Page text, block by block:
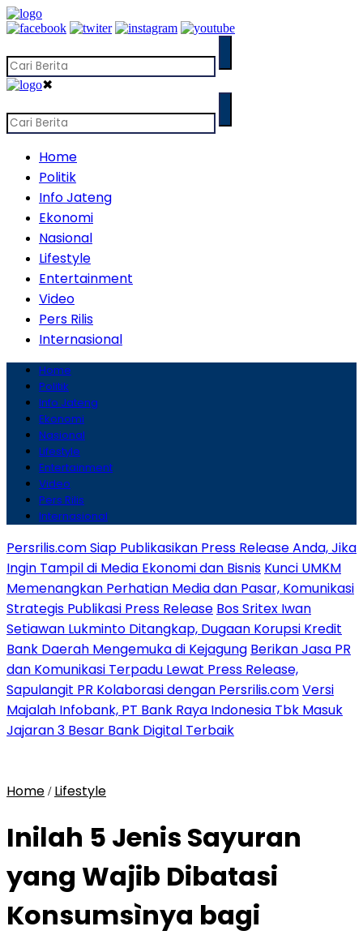
✖
Home
Politik
Info Jateng
Ekonomi
Nasional
Lifestyle
Entertainment
Video
Pers Rilis
Internasional
Home
Politik
Info Jateng
Ekonomi
Nasional
Lifestyle
Entertainment
Video
Pers Rilis
Internasional
Persrilis.com Siap Publikasikan Press Release Anda, Jika
Ingin Tampil di Media Ekonomi dan Bisnis Kunci UMKM
Memenangkan Perhatian Media dan Pasar, Komunikasi
Strategis Publikasi Press Release Bos Sritex Iwan
Setiawan Lukminto Ditangkap, Dugaan Korupsi Kredit
Bank Daerah Mengemuka di Kejagung Berikan Jasa PR
dan Komunikasi Terpadu Lewat Press Release,
Sapulangit PR Kolaborasi dengan Persrilis.comVersi
Majalah Infobank, PT Bank Raya Indonesia Tbk Masuk
Jajaran 3 Besar Bank Digital Terbaik
Home / Lifestyle
Inilah 5 Jenis Sayuran
yang Wajib Dibatasi
Konsumsìnya bagi